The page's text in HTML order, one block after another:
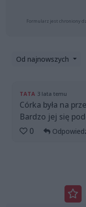
Formularz jest chroniony
Od najnowszych
TATA 3 lata temu
Córka była na
Bardzo jej się
0